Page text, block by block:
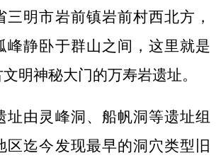
明市岩前镇岩前村西北方，
峰静卧于群山之间，这里就是
明神秘大门的万寿岩遗址。
由灵峰洞、船帆洞等遗址组
区迄今发现最早的洞穴类型旧